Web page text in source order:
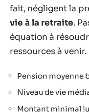
fait, négligent la
vie à la retraite.
équation à
ressources à venir.
Pension moyenne
Niveau de vie
Montant minimal